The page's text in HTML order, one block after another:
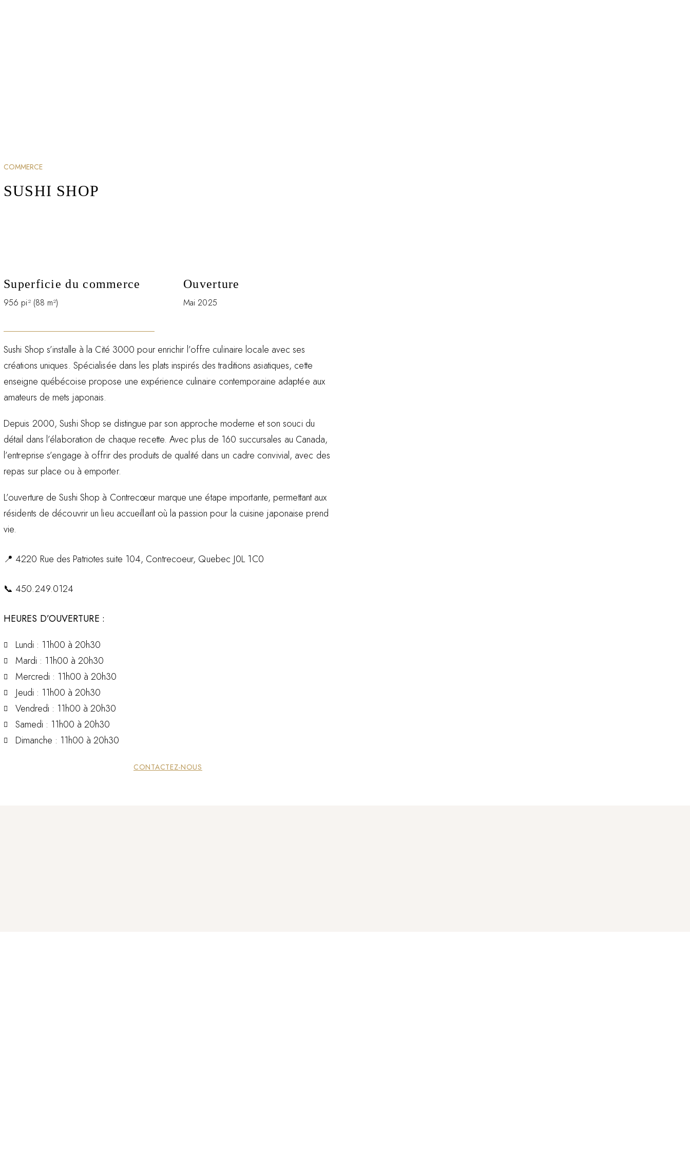
COMMERCE
SUSHI SHOP
Superficie du commerce
956 pi² (88 m²)
Ouverture
Mai 2025
Sushi Shop s’installe à la Cité 3000 pour enrichir l’offre culinaire locale avec ses
créations uniques. Spécialisée dans les plats inspirés des traditions asiatiques, cette
enseigne québécoise propose une expérience culinaire contemporaine adaptée aux
amateurs de mets japonais.
Depuis 2000, Sushi Shop se distingue par son approche moderne et son souci du
détail dans l’élaboration de chaque recette. Avec plus de 160 succursales au Canada,
l’entreprise s’engage à offrir des produits de qualité dans un cadre convivial, avec des
repas sur place ou à emporter.
L’ouverture de Sushi Shop à Contrecœur marque une étape importante, permettant aux
résidents de découvrir un lieu accueillant où la passion pour la cuisine japonaise prend
vie.
📍 4220 Rue des Patriotes suite 104, Contrecoeur, Quebec J0L 1C0
📞 450.249.0124
HEURES D’OUVERTURE :
Lundi : 11h00 à 20h30
Mardi : 11h00 à 20h30
Mercredi : 11h00 à 20h30
Jeudi : 11h00 à 20h30
Vendredi : 11h00 à 20h30
Samedi : 11h00 à 20h30
Dimanche : 11h00 à 20h30
CONTACTEZ-NOUS